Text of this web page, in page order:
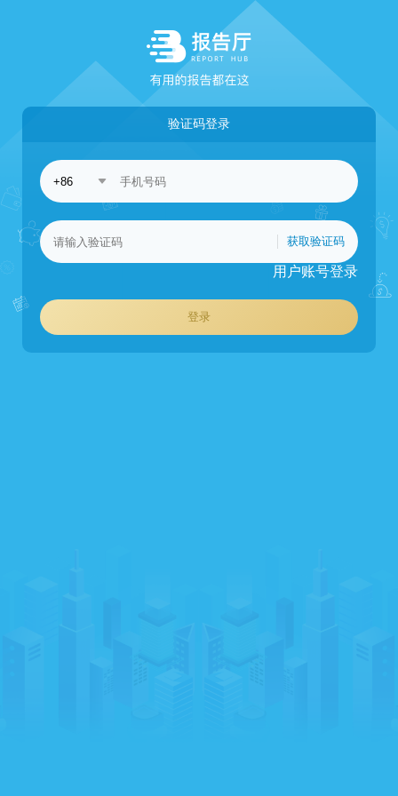
验证码登录
获取验证码
用户账号登录
登录